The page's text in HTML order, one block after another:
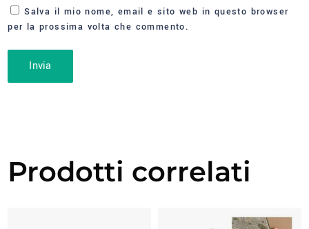
Salva il mio nome, email e sito web in questo browser
per la prossima volta che commento.
Prodotti correlati